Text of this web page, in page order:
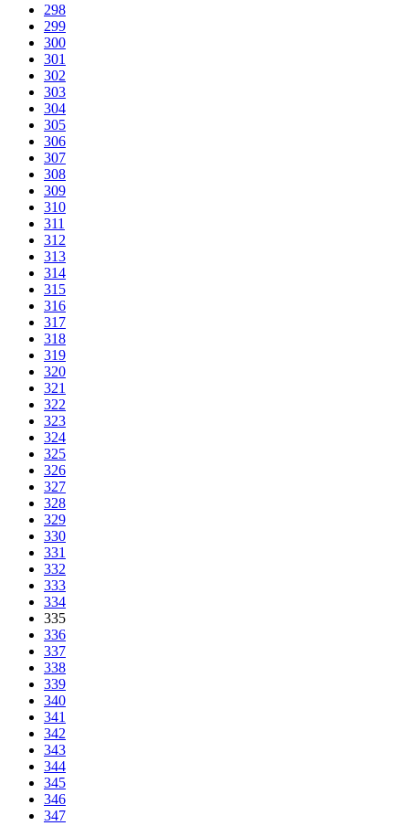
298
299
300
301
302
303
304
305
306
307
308
309
310
311
312
313
314
315
316
317
318
319
320
321
322
323
324
325
326
327
328
329
330
331
332
333
334
335
336
337
338
339
340
341
342
343
344
345
346
347